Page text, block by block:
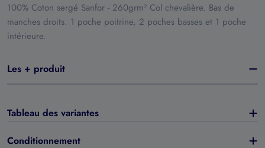
100% Coton sergé Sanfor - 260grm² Col chevalière. Bas de
manches droits. 1 poche poitrine, 2 poches basses et 1 poche
intérieure.
Les + produit
Tableau des variantes
Conditionnement